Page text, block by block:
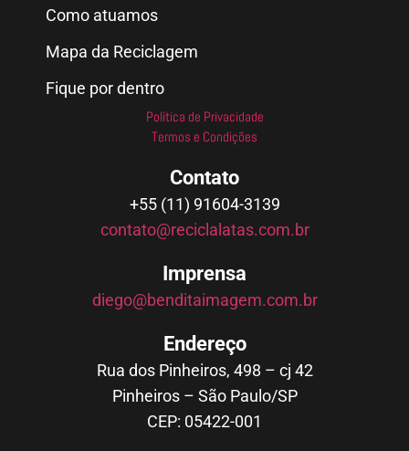
Como atuamos
Mapa da Reciclagem
Fique por dentro
Política de Privacidade
Termos e Condições
Contato
+55 (11) 91604-3139
contato@reciclalatas.com.br
Imprensa
diego@benditaimagem.com.br
Endereço
Rua dos Pinheiros, 498 – cj 42
Pinheiros – São Paulo/SP
CEP: 05422-001